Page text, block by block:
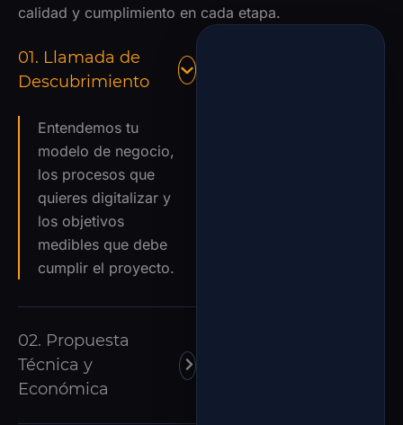
calidad y cumplimiento en cada etapa.
01. Llamada de
Descubrimiento
Entendemos tu
modelo de negocio,
los procesos que
quieres digitalizar y
los objetivos
medibles que debe
cumplir el proyecto.
02. Propuesta
Técnica y
Económica